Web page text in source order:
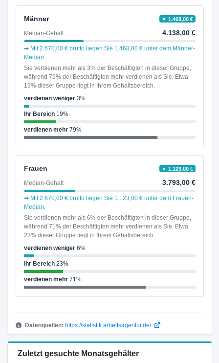
Männer ▼ 1.468,00 €
Median-Gehalt 4.138,00 €
➡ Mit 2.670,00 € brutto liegen Sie 1.468,00 € unter dem Männer-
Median.
Sie verdienen mehr als 3% der Beschäftigten in dieser Gruppe,
während 79% der Beschäftigten mehr verdienen als Sie. Etwa
19% dieser Gruppe liegt in Ihrem Gehaltsbereich.
verdienen weniger3%
Ihr Bereich19%
verdienen mehr79%
Frauen ▼ 1.123,00 €
Median-Gehalt 3.793,00 €
➡ Mit 2.670,00 € brutto liegen Sie 1.123,00 € unter dem Frauen-
Median.
Sie verdienen mehr als 6% der Beschäftigten in dieser Gruppe,
während 71% der Beschäftigten mehr verdienen als Sie. Etwa
23% dieser Gruppe liegt in Ihrem Gehaltsbereich.
verdienen weniger6%
Ihr Bereich23%
verdienen mehr71%
Datenquellen: https://statistik.arbeitsagentur.de/
Zuletzt gesuchte Monatsgehälter